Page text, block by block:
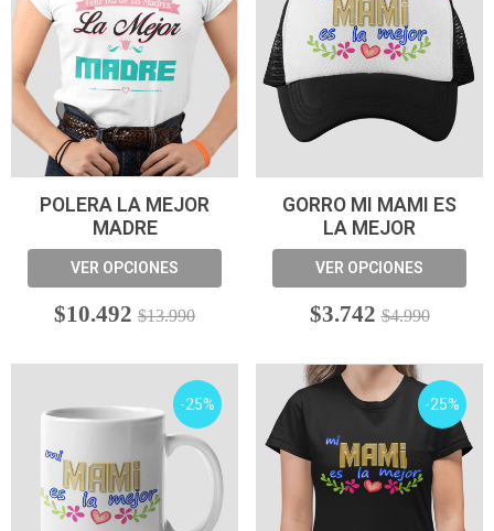
POLERA LA MEJOR
MADRE
VER OPCIONES
$10.492 $13.990
GORRO MI MAMI ES
LA MEJOR
VER OPCIONES
$3.742 $4.990
-25% -25%